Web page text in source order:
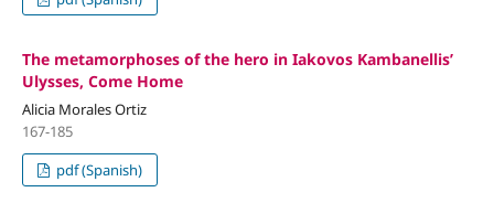
The metamorphoses of the hero in Iakovos Kambanellis’
Ulysses, Come Home
Alicia Morales Ortiz
167-185
pdf (Spanish)